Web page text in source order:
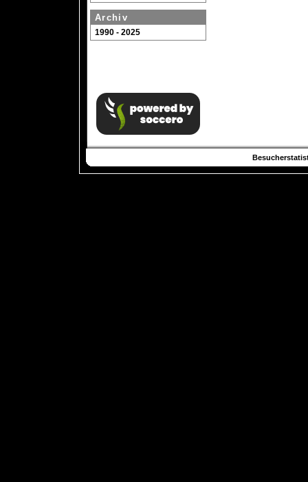
Archiv
1990 - 2025